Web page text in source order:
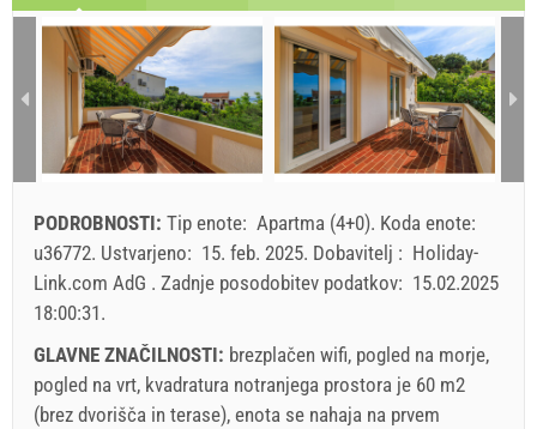
PODROBNOSTI: Tip enote: Apartma (4+0). Koda enote:
u36772. Ustvarjeno: 15. feb. 2025. Dobavitelj : Holiday-
Link.com AdG . Zadnje posodobitev podatkov: 15.02.2025
18:00:31.
GLAVNE ZNAČILNOSTI: brezplačen wifi, pogled na morje,
pogled na vrt, kvadratura notranjega prostora je 60 m2
(brez dvorišča in terase), enota se nahaja na prvem